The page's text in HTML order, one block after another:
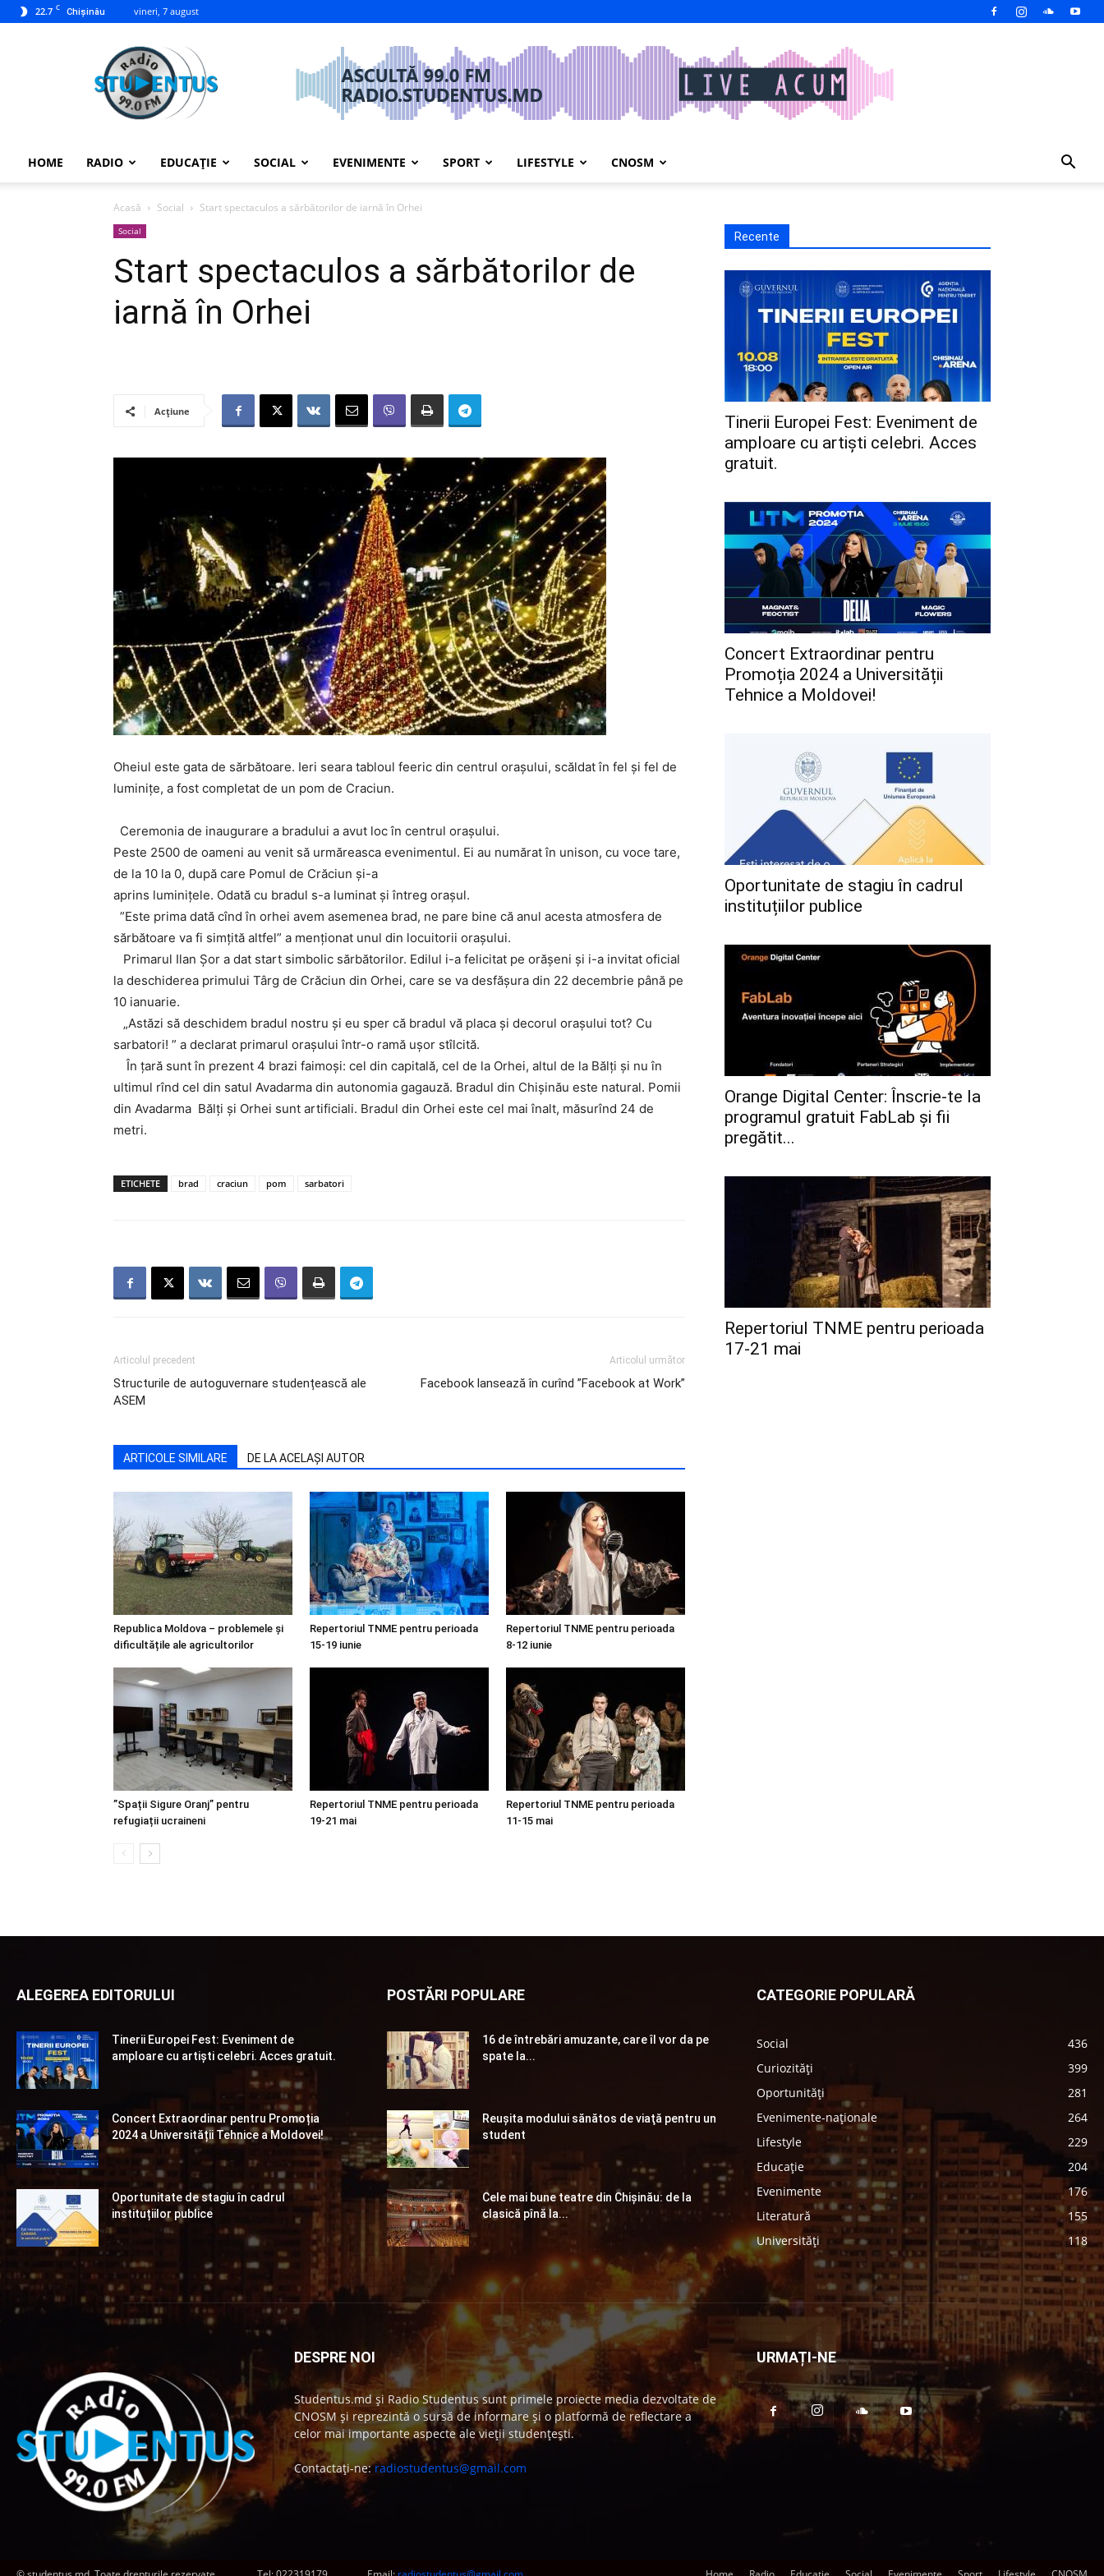
22.7 C Chișinău vineri, 7 august
studentus.md
HOME RADIO EDUCAȚIE SOCIAL EVENIMENTE SPORT LIFESTYLE CNOSM
Acasă Social Start spectaculos a sărbătorilor de iarnă în Orhei
Social
Start spectaculos a sărbătorilor de
iarnă în Orhei
Acțiune
Oheiul este gata de sărbătoare. Ieri seara tabloul feeric din centrul orașului, scăldat în fel și fel de
luminițe, a fost completat de un pom de Craciun.
Ceremonia de inaugurare a bradului a avut loc în centrul orașului.
Peste 2500 de oameni au venit să urmăreasca evenimentul. Ei au numărat în unison, cu voce tare,
de la 10 la 0, după care Pomul de Crăciun și-a
aprins luminițele. Odată cu bradul s-a luminat și întreg orașul.
”Este prima dată cînd în orhei avem asemenea brad, ne pare bine că anul acesta atmosfera de
sărbătoare va fi simțită altfel” a menționat unul din locuitorii orașului.
Primarul Ilan Șor a dat start simbolic sărbătorilor. Edilul i-a felicitat pe orășeni și i-a invitat oficial
la deschiderea primului Târg de Crăciun din Orhei, care se va desfășura din 22 decembrie până pe
10 ianuarie.
„Astăzi să deschidem bradul nostru și eu sper că bradul vă placa și decorul orașului tot? Cu
sarbatori! ” a declarat primarul orașului într-o ramă ușor stîlcită.
În țară sunt în prezent 4 brazi faimoși: cel din capitală, cel de la Orhei, altul de la Bălți și nu în
ultimul rînd cel din satul Avadarma din autonomia gagauză. Bradul din Chișinău este natural. Pomii
din Avadarma Bălți și Orhei sunt artificiali. Bradul din Orhei este cel mai înalt, măsurînd 24 de
metri.
ETICHETE brad craciun pom sarbatori
Articolul precedent
Structurile de autoguvernare studențească ale
ASEM
Articolul următor
Facebook lansează în curînd ”Facebook at Work”
ARTICOLE SIMILARE DE LA ACELAȘI AUTOR
Republica Moldova – problemele și
dificultățile ale agricultorilor
Repertoriul TNME pentru perioada
15-19 iunie
Repertoriul TNME pentru perioada
8-12 iunie
”Spații Sigure Oranj” pentru
refugiații ucraineni
Repertoriul TNME pentru perioada
19-21 mai
Repertoriul TNME pentru perioada
11-15 mai
Recente
Tinerii Europei Fest: Eveniment de
amploare cu artiști celebri. Acces
gratuit.
Concert Extraordinar pentru
Promoția 2024 a Universității
Tehnice a Moldovei!
Oportunitate de stagiu în cadrul
instituțiilor publice
Orange Digital Center: Înscrie-te la
programul gratuit FabLab și fii
pregătit...
Repertoriul TNME pentru perioada
17-21 mai
ALEGEREA EDITORULUI
Tinerii Europei Fest: Eveniment de
amploare cu artiști celebri. Acces gratuit.
Concert Extraordinar pentru Promoția
2024 a Universității Tehnice a Moldovei!
Oportunitate de stagiu în cadrul
instituțiilor publice
POSTĂRI POPULARE
16 de întrebări amuzante, care îl vor da pe
spate la...
Reuşita modului sănătos de viaţă pentru un
student
Cele mai bune teatre din Chişinău: de la
clasică pînă la...
CATEGORIE POPULARĂ
Social
436
Curiozități
399
Oportunități
281
Evenimente-naționale
264
Lifestyle
229
Educație
204
Evenimente
176
Literatură
155
Universități
118
DESPRE NOI
Studentus.md și Radio Studentus sunt primele proiecte media dezvoltate de
CNOSM și reprezintă o sursă de informare și o platformă de reflectare a
celor mai importante aspecte ale vieții studențești.
Contactați-ne:radiostudentus@gmail.com
URMAȚI-NE